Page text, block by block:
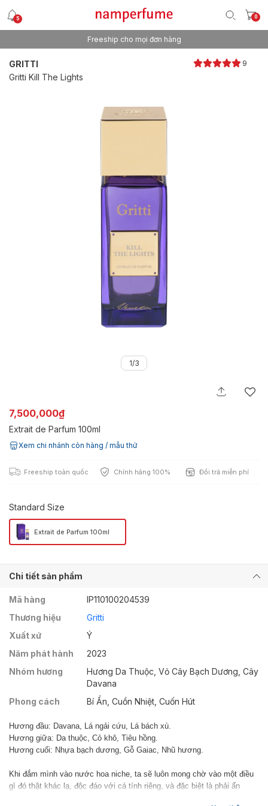
5 0
Freeship cho mọi đơn hàng
GRITTI 9
Gritti Kill The Lights
1/3
7,500,000₫
Extrait de Parfum 100ml
Xem chi nhánh còn hàng / mẫu thử
Freeship toàn quốc Chính hãng 100% Đổi trả miễn phí
Standard Size
Extrait de Parfum 100ml
Chi tiết sản phẩm
Mã hàng
IP110100204539
Thương hiệu
Gritti
Xuất xứ
Ý
Năm phát hành
2023
Nhóm hương
Hương Da Thuộc, Vỏ Cây Bạch Dương, Cây
Davana
Phong cách
Bí Ẩn, Cuồn Nhiệt, Cuốn Hút
Hương đầu: Davana, Lá ngải cứu, Lá bách xù.
Hương giữa: Da thuộc, Cỏ khô, Tiêu hồng.
Hương cuối: Nhựa bạch dương, Gỗ Gaiac, Nhũ hương.
Khi đắm mình vào nước hoa niche, ta sẽ luôn mong chờ vào một điều
gì đó thật khác lạ, độc đáo với cá tính riêng, và đặc biệt là phải ấn